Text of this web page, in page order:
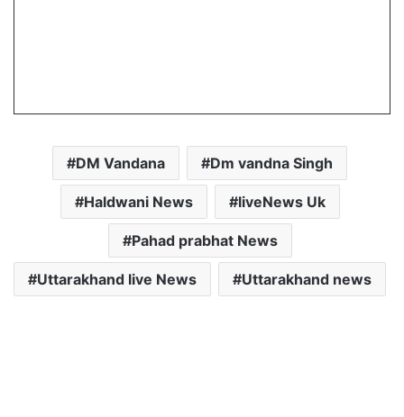
DM Vandana Dm vandna Singh
Haldwani News liveNews Uk
Pahad prabhat News
Uttarakhand live News Uttarakhand news